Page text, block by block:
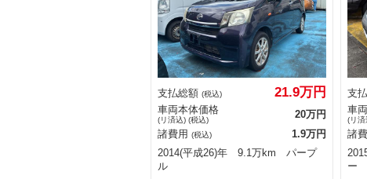
支払総額 (税込) 21.9万円
車両本体価格
(リ済込) (税込)
20万円
諸費用 (税込)
1.9万円
2014(平成26)年 9.1万km パープ
ル
支
車
(リ済
諸
ー